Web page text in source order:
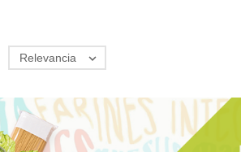
Relevancia 